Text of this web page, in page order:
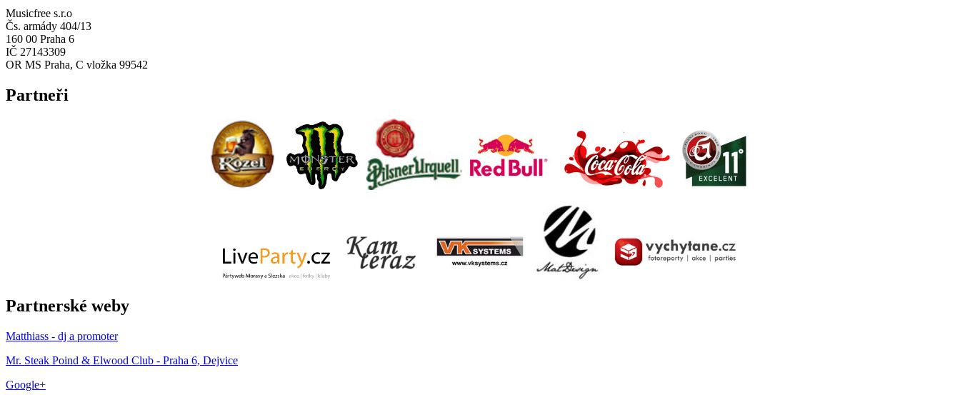
Musicfree s.r.o
Čs. armády 404/13
160 00 Praha 6
IČ 27143309
OR MS Praha, C vložka 99542
Partneři
Partnerské weby
Matthiass - dj a promoter
Mr. Steak Poind & Elwood Club - Praha 6, Dejvice
Google+